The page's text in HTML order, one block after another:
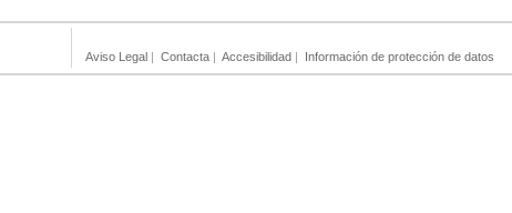
Aviso Legal | Contacta | Accesibilidad | Información de protección de datos